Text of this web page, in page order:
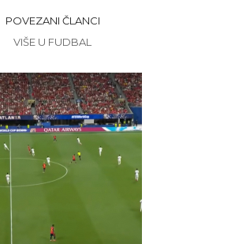
POVEZANI ČLANCI
VIŠE U FUDBAL